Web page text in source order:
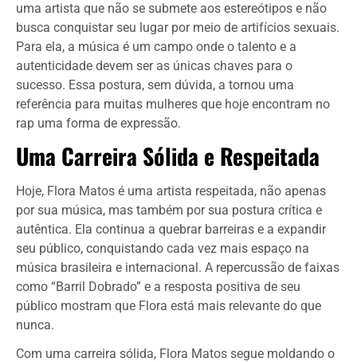
uma artista que não se submete aos estereótipos e não
busca conquistar seu lugar por meio de artifícios sexuais.
Para ela, a música é um campo onde o talento e a
autenticidade devem ser as únicas chaves para o
sucesso. Essa postura, sem dúvida, a tornou uma
referência para muitas mulheres que hoje encontram no
rap uma forma de expressão.
Uma Carreira Sólida e Respeitada
Hoje, Flora Matos é uma artista respeitada, não apenas
por sua música, mas também por sua postura crítica e
autêntica. Ela continua a quebrar barreiras e a expandir
seu público, conquistando cada vez mais espaço na
música brasileira e internacional. A repercussão de faixas
como “Barril Dobrado” e a resposta positiva de seu
público mostram que Flora está mais relevante do que
nunca.
Com uma carreira sólida, Flora Matos segue moldando o